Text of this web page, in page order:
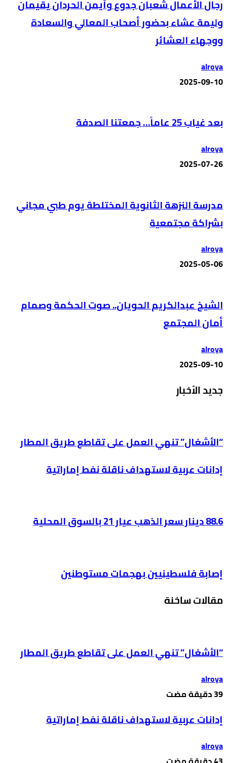
رجال الأعمال شعبان جدوع وأيمن الحردان يقيمان
وليمة عشاء بحضور أصحاب المعالي والسعادة
ووجهاء العشائر
alroya
2025-09-10
بعد غياب 25 عاماً… جمعتنا الصدفة
alroya
2025-07-26
مدرسة النزهة الثانوية المختلطة يوم طبي مجاني
بشراكة مجتمعية
alroya
2025-05-06
الشيخ عبدالكريم الحويان.. صوت الحكمة وصمام
أمان المجتمع
alroya
2025-09-10
جديد الأخبار
“الأشغال” تنهي العمل على تقاطع طريق المطار
إدانات عربية لاستهداف ناقلة نفط إماراتية
88.6 دينار سعر الذهب عيار 21 بالسوق المحلية
إصابة فلسطينيين بهجمات مستوطنين
مقالات ساخنة
“الأشغال” تنهي العمل على تقاطع طريق المطار
alroya
إدانات عربية لاستهداف ناقلة نفط إماراتية
alroya